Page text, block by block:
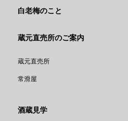
白老梅のこと
蔵元直売所のご案内
蔵元直売所
常滑屋
酒蔵見学